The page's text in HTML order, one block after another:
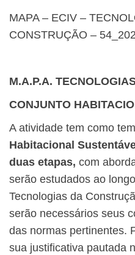
MAPA – ECIV –
CONSTRUÇÃO –
M.A.P.A.
CONJUNTO
A atividade tem como
Habitacional
duas etapas, com
serão estudados ao
Tecnologias da
serão necessários seus
das normas pertinentes.
sua justificativa pautada